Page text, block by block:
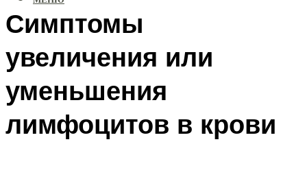
Симптомы
увеличения или
уменьшения
лимфоцитов в крови